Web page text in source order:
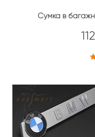
Сумка в